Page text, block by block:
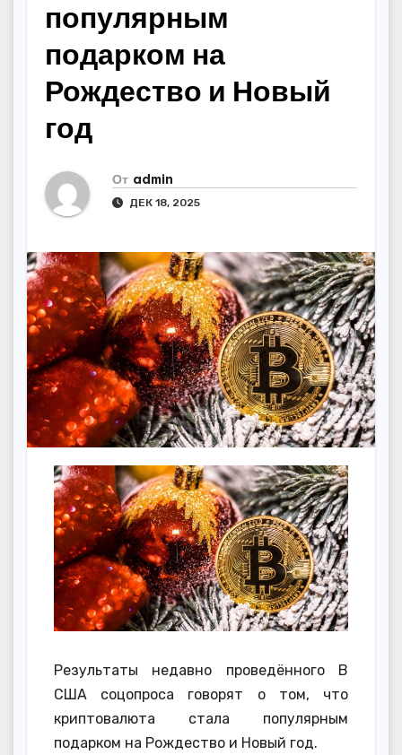
популярным
подарком на
Рождество и Новый
год
От admin
ДЕК 18, 2025
Результаты недавно проведённого В
США соцопроса говорят о том, что
криптовалюта стала популярным
подарком на Рождество и Новый год.